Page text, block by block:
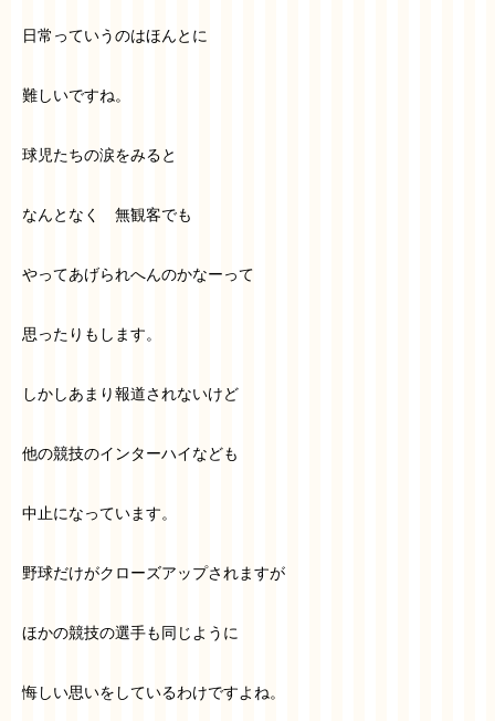
日常っていうのはほんとに
難しいですね。
球児たちの涙をみると
なんとなく 無観客でも
やってあげられへんのかなーって
思ったりもします。
しかしあまり報道されないけど
他の競技のインターハイなども
中止になっています。
野球だけがクローズアップされますが
ほかの競技の選手も同じように
悔しい思いをしているわけですよね。